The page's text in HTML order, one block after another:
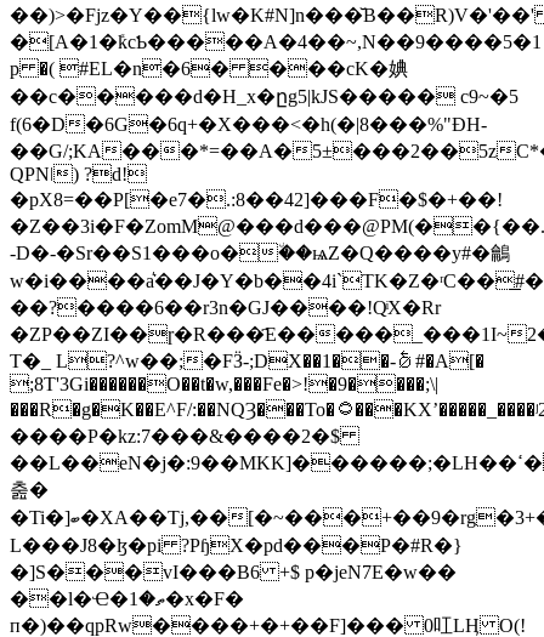
�[A�1�ܺkcƄ�����A�4��~,N��9����5�1
р �( #EL�n�6� ���cK�婰
��c�����d�H_x�ըg5|kJS����� c9~�5
f(6�D�6G�6q+�X���<�h(�|8���%"ĐH-
��G/;KA���*=��A�5±���2��5z
QPNǀ) ?d!
�pX8=��P[�e7�.:8��42]���F�$�+��!
�Z��3i�F�ZomM@���d���@PM(��{��.
-D�-�Sr��S1���o�٘��ѩZ�Q����y#�鸙
��?����6��r3n�GJ����!QͥX�Rr
�ZP��ZI��ɼ�R���҃E�����_���1I~
T�_ L?^w��;�FӞ-;DX��1��-⦴#�A[�
;8T'3Gi������O��t�w,���Fe�>!�9����;\|
���R�g�K��E^F/:��NQȜ���To�۝���KXʼ�����_����ʲ2Hޝ4�h�VŴ�\�!
����P�kz:7���&����2�$
��L��eN�j�:9��MKK]������;�LH��ߵ�{y<����zVͤbV�ɷ�E��
춢�
�Ti�]ބ�XA��Tj,��[�~���+��9�rg�3+�
L���J8�ɮ�pi ?PɧX�pd���P�#R�}
�]S���vI���B6 +$ p�jeN7E�w��
��l�Ҽ�ތ�1�x�F�
п�)��qpRw����+�+��F]��� 0叿LӉ O(!